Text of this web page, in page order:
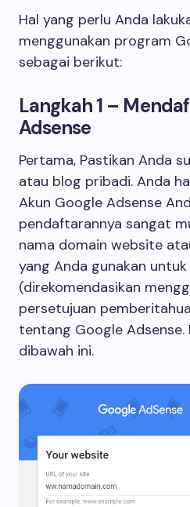
Hal yang perlu Anda
menggunakan program
sebagai berikut:
Langkah 1 –
Adsense
Pertama, Pastikan Anda
atau blog pribadi. Anda
Akun Google Adsense
pendaftarannya sangat
nama domain website
yang Anda gunakan
(direkomendasikan
persetujuan
tentang Google Adsense.
dibawah ini.